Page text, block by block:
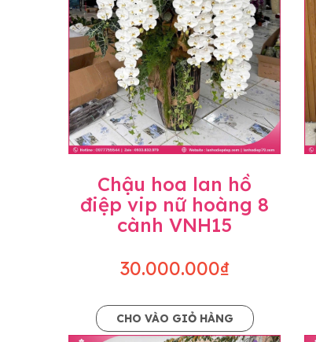
Chậu hoa lan hồ
điệp vip nữ hoàng 8
cành VNH15
30.000.000₫
CHO VÀO GIỎ HÀNG